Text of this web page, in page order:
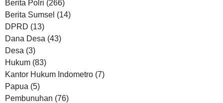
Berita Polri (266)
Berita Sumsel (14)
DPRD (13)
Dana Desa (43)
Desa (3)
Hukum (83)
Kantor Hukum Indometro (7)
Papua (5)
Pembunuhan (76)